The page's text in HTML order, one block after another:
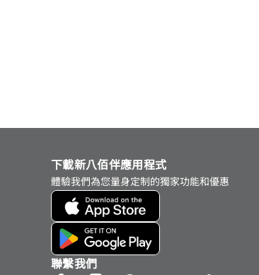
下載新八佰伴應用程式
體驗我們為您量身定制的獨家功能和優惠
聯繫我們